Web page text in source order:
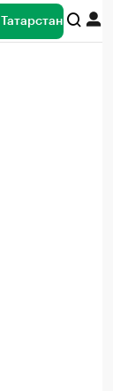
Татарстан